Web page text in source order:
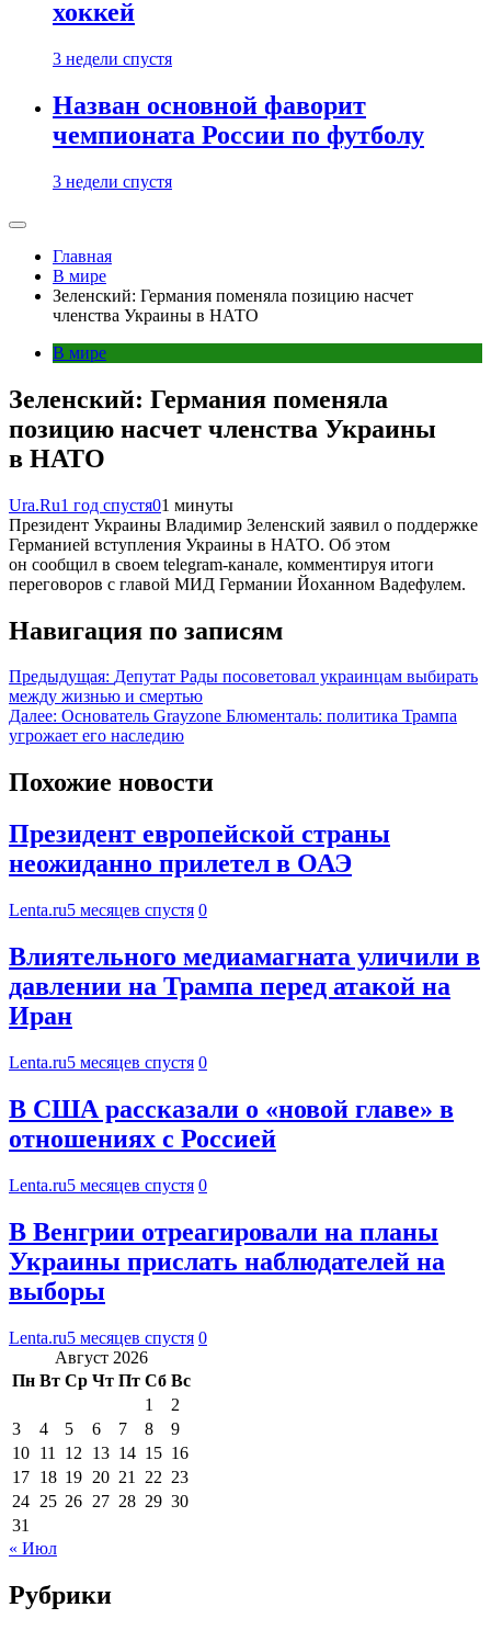
хоккей
3 недели спустя
Назван основной фаворит
чемпионата России по футболу
3 недели спустя
Главная
В мире
Зеленский: Германия поменяла позицию насчет
членства Украины в НАТО
В мире
Зеленский: Германия поменяла
позицию насчет членства Украины
в НАТО
Ura.Ru1 год спустя01 минуты
Президент Украины Владимир Зеленский заявил о поддержке
Германией вступления Украины в НАТО. Об этом
он сообщил в своем telegram-канале, комментируя итоги
переговоров с главой МИД Германии Йоханном Вадефулем.
Навигация по записям
Предыдущая: Депутат Рады посоветовал украинцам выбирать
между жизнью и смертью
Далее: Основатель Grayzone Блюменталь: политика Трампа
угрожает его наследию
Похожие новости
Президент европейской страны
неожиданно прилетел в ОАЭ
Lenta.ru5 месяцев спустя 0
Влиятельного медиамагната уличили в
давлении на Трампа перед атакой на
Иран
Lenta.ru5 месяцев спустя 0
В США рассказали о «новой главе» в
отношениях с Россией
Lenta.ru5 месяцев спустя 0
В Венгрии отреагировали на планы
Украины прислать наблюдателей на
выборы
Lenta.ru5 месяцев спустя 0
Август 2026
Пн Вт Ср Чт Пт Сб Вс
1
2
3
4 5 6 7 8
9
10 11 12 13 14 15 16
17 18 19 20 21 22 23
24 25 26 27 28 29 30
31
« Июл
Рубрики